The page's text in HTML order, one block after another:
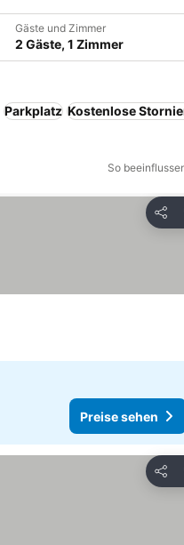
Gäste und Zimmer
2 Gäste, 1 Zimmer
Parkplatz Kostenlose
So
Preise sehen